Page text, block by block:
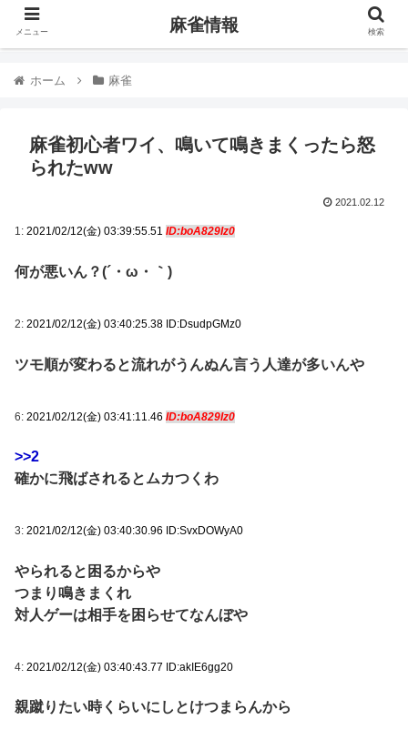
ホーム 麻雀
麻雀初心者ワイ、鳴いて鳴きまくったら怒
られたww
2021.02.12
1: 2021/02/12(金) 03:39:55.51 ID:boA829Iz0
何が悪いん？(´・ω・｀)
2: 2021/02/12(金) 03:40:25.38 ID:DsudpGMz0
ツモ順が変わると流れがうんぬん言う人達が多いんや
6: 2021/02/12(金) 03:41:11.46 ID:boA829Iz0
>>2
確かに飛ばされるとムカつくわ
3: 2021/02/12(金) 03:40:30.96 ID:SvxDOWyA0
やられると困るからや
つまり鳴きまくれ
対人ゲーは相手を困らせてなんぼや
4: 2021/02/12(金) 03:40:43.77 ID:akIE6gg20
親蹴りたい時くらいにしとけつまらんから
メニュー 麻雀情報 検索